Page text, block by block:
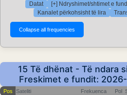
Datat
[+] Ndryshimet/shtimet e
Kanalet përkohsisht të lira
15 Të dhënat - Të ndara
Freskimet e fundit:
Pos Sateliti Frekuenca Pol